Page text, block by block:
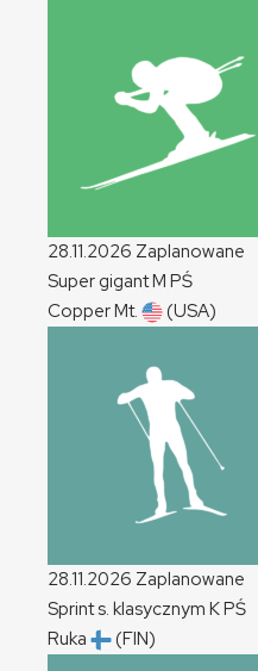
28.11.2026 Zaplanowane
Super gigantM PŚ
Copper Mt.
(USA)
28.11.2026 Zaplanowane
Sprint s. klasycznym KPŚ
Ruka
(FIN)